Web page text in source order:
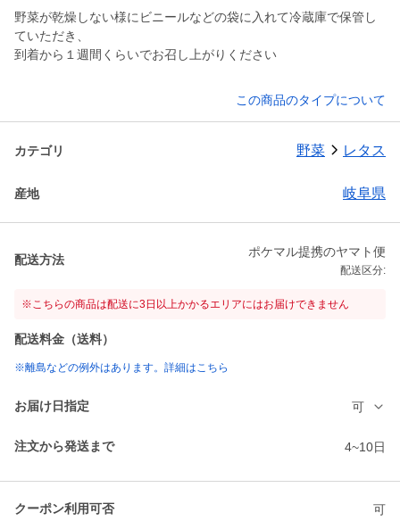
野菜が乾燥しない様にビニールなどの袋に入れて冷蔵庫で保管し
ていただき、
到着から１週間くらいでお召し上がりください
この商品のタイプについて
カテゴリ 野菜 レタス
産地 岐阜県
配送方法
ポケマル提携のヤマト便
配送区分:
※こちらの商品は配送に3日以上かかるエリアにはお届けできません
配送料金（送料）
※離島などの例外はあります。詳細はこちら
お届け日指定 可
注文から発送まで 4~10日
クーポン利用可否 可